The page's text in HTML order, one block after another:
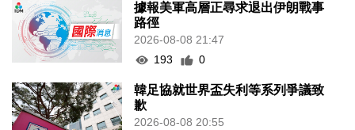
據報美軍高層正尋求退出伊朗戰事
路徑
2026-08-08 21:47
193
0
韓足協就世界盃失利等系列爭議致
歉
2026-08-08 20:55